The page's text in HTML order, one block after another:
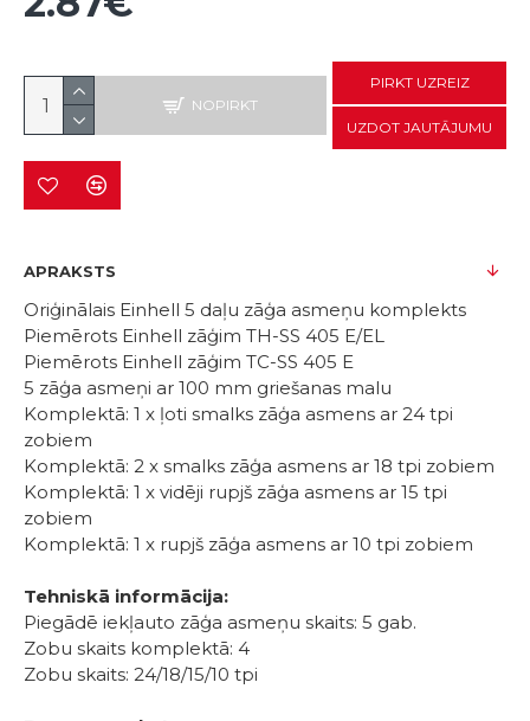
NOPIRKT
PIRKT UZREIZ
UZDOT JAUTĀJUMU
APRAKSTS
Oriģinālais Einhell 5 daļu zāģa asmeņu komplekts
Piemērots Einhell zāģim TH-SS 405 E/EL
Piemērots Einhell zāģim TC-SS 405 E
5 zāģa asmeņi ar 100 mm griešanas malu
Komplektā: 1 x ļoti smalks zāģa asmens ar 24 tpi
zobiem
Komplektā: 2 x smalks zāģa asmens ar 18 tpi zobiem
Komplektā: 1 x vidēji rupjš zāģa asmens ar 15 tpi
zobiem
Komplektā: 1 x rupjš zāģa asmens ar 10 tpi zobiem
Tehniskā informācija:
Piegādē iekļauto zāģa asmeņu skaits: 5 gab.
Zobu skaits komplektā: 4
Zobu skaits: 24/18/15/10 tpi